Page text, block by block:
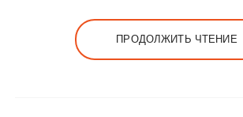
ПРОДОЛЖИТЬ ЧТЕНИЕ